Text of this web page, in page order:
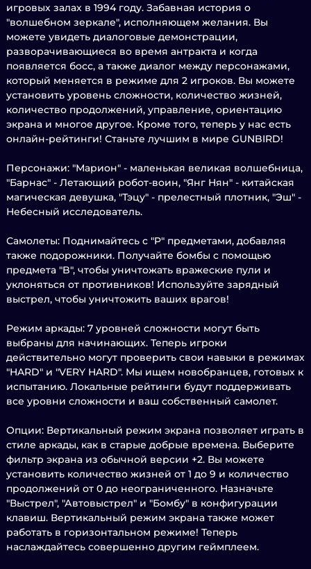
игровых залах в 1994 году. Забавная история о
"волшебном зеркале", исполняющем желания. Вы
можете увидеть диалоговые демонстрации,
разворачивающиеся во время антракта и когда
появляется босс, а также диалог между персонажами,
который меняется в режиме для 2 игроков. Вы можете
установить уровень сложности, количество жизней,
количество продолжений, управление, ориентацию
экрана и многое другое. Кроме того, теперь у нас есть
онлайн-рейтинги! Станьте лучшим в мире GUNBIRD!
Персонажи: "Марион" - маленькая великая волшебница,
"Барнас" - Летающий робот-воин, "Янг Нян" - китайская
магическая девушка, "Тэцу" - прелестный плотник, "Эш" -
Небесный исследователь.
Самолеты: Поднимайтесь с "P" предметами, добавляя
также подорожники. Получайте бомбы с помощью
предмета "B", чтобы уничтожать вражеские пули и
уклоняться от противников! Используйте зарядный
выстрел, чтобы уничтожить ваших врагов!
Режим аркады: 7 уровней сложности могут быть
выбраны для начинающих. Теперь игроки
действительно могут проверить свои навыки в режимах
"HARD" и "VERY HARD". Мы ищем новобранцев, готовых к
испытанию. Локальные рейтинги будут поддерживать
все уровни сложности и ваш собственный самолет.
Опции: Вертикальный режим экрана позволяет играть в
стиле аркады, как в старые добрые времена. Выберите
фильтр экрана из обычной версии +2. Вы можете
установить количество жизней от 1 до 9 и количество
продолжений от 0 до неограниченного. Назначьте
"Выстрел", "Автовыстрел" и "Бомбу" в конфигурации
клавиш. Вертикальный режим экрана также может
работать в горизонтальном режиме! Теперь
наслаждайтесь совершенно другим геймплеем.